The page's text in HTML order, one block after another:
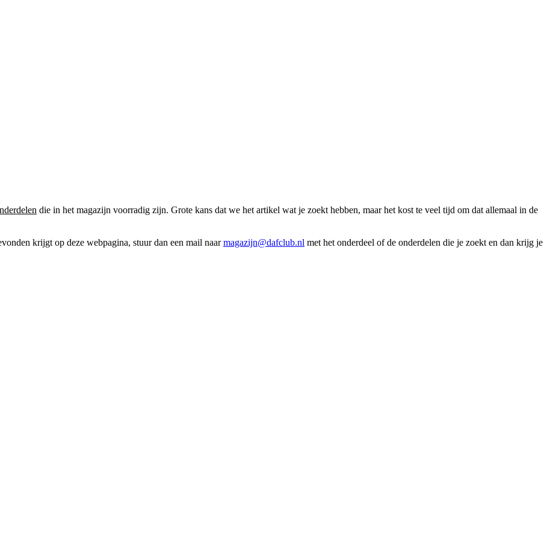
die in het magazijn voorradig zijn. Grote kans dat we het artikel wat je zoekt hebben, maar het kost te veel tijd om dat allemaal in de
krijgt op deze webpagina, stuur dan een mail naarmagazijn@dafclub.nl met het onderdeel of de onderdelen die je zoekt en dan krijg je